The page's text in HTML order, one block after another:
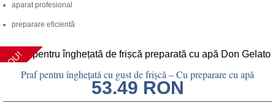
aparat profesional
preparare eficientă
NOU!
Praf pentru înghețată cu gust de frișcă – Cu preparare cu apă
53.49 RON